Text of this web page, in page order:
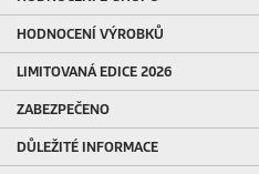
HODNOCENÍ VÝROBKŮ
LIMITOVANÁ EDICE 2026
ZABEZPEČENO
DŮLEŽITÉ INFORMACE